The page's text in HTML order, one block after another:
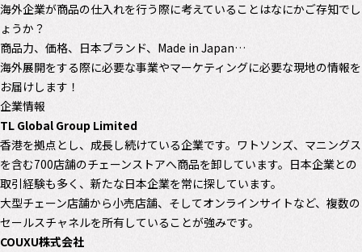
海外企業が商品の仕入れを行う際に考えていることはなにかご存知でし
ょうか？
商品力、価格、日本ブランド、Made in Japan…
海外展開をする際に必要な事業やマーケティングに必要な現地の情報を
お届けします！
企業情報
TL Global Group Limited
香港を拠点とし、成長し続けている企業です。ワトソンズ、マニングス
を含む700店舗のチェーンストアへ商品を卸しています。日本企業との
取引経験も多く、新たな日本企業を常に探しています。
大型チェーン店舗から小売店舗、そしてオンラインサイトなど、複数の
セールスチャネルを所有していることが強みです。
COUXU株式会社